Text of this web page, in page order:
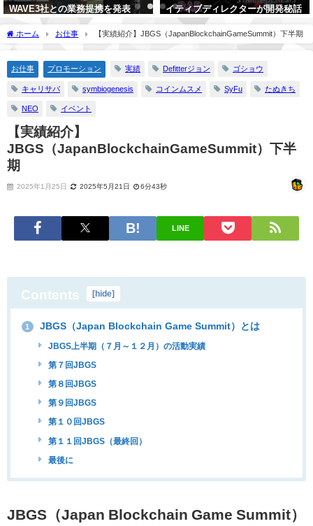
イティブディレクターが開発秘話
や考察ネタをポロり…。【後編】
人の来場者を記録
ホーム お仕事 【実績紹介】JBGS（JapanBlockchainGameSummit）下半期
お仕事 プロモーション 実績 Defitterジョン ゴショウ
キャリサバ symbiogenesis コインムスメ SyFu たぬきち
NEO イベント
【実績紹介】
JBGS（JapanBlockchainGameSummit）下半
期
2025年1月25日 2025年5月21日 6分43秒
LINE
Contents [hide]
1 JBGS（Japan Blockchain Game Summit）とは
JBGS上半期（７月～１２月）の活動実績
第７回JBGS
第８回JBGS
第９回JBGS
第１０回JBGS
第１１回JBGS（最終回）
最後に
JBGS（Japan Blockchain Game Summit）